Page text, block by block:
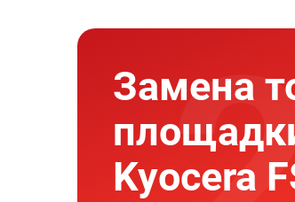
Замена
Kyocera